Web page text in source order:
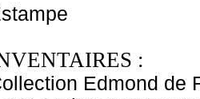
:
Edmond de